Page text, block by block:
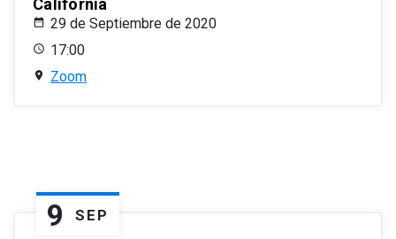
California
29 de Septiembre de 2020
17:00
Zoom
9 SEP